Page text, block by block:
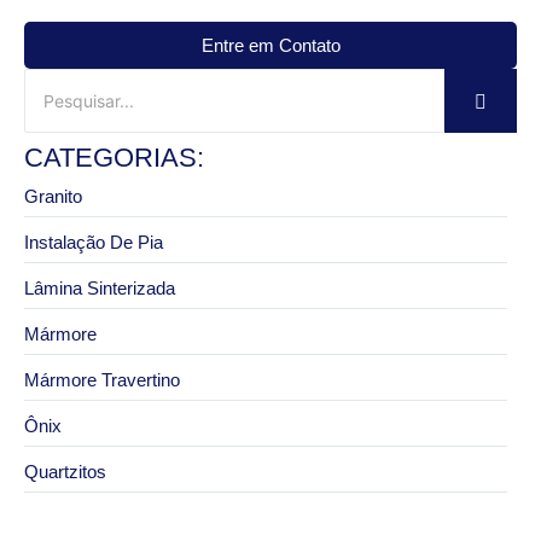
Entre em Contato
CATEGORIAS:
Granito
Instalação De Pia
Lâmina Sinterizada
Mármore
Mármore Travertino
Ônix
Quartzitos